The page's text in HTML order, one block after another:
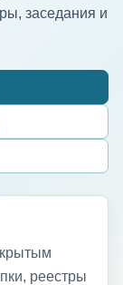
заседания и
реестры